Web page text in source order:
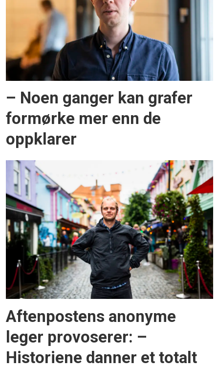
– Noen ganger kan grafer
formørke mer enn de
oppklarer
Aftenpostens anonyme
leger provoserer: –
Historiene danner et totalt